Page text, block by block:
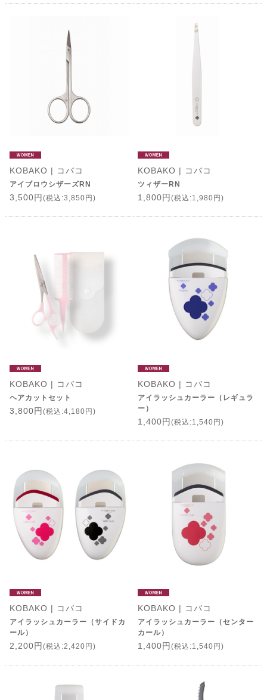
KOBAKO | コバコ
アイブロウシザーズRN
3,500円 (税込:3,850円)
KOBAKO | コバコ
ツィザーRN
1,800円 (税込:1,980円)
KOBAKO | コバコ
ヘアカットセット
3,800円 (税込:4,180円)
KOBAKO | コバコ
アイラッシュカーラー（レギュラ
ー）
1,400円 (税込:1,540円)
KOBAKO | コバコ
アイラッシュカーラー（サイドカ
ール）
2,200円 (税込:2,420円)
KOBAKO | コバコ
アイラッシュカーラー（センター
カール）
1,400円 (税込:1,540円)